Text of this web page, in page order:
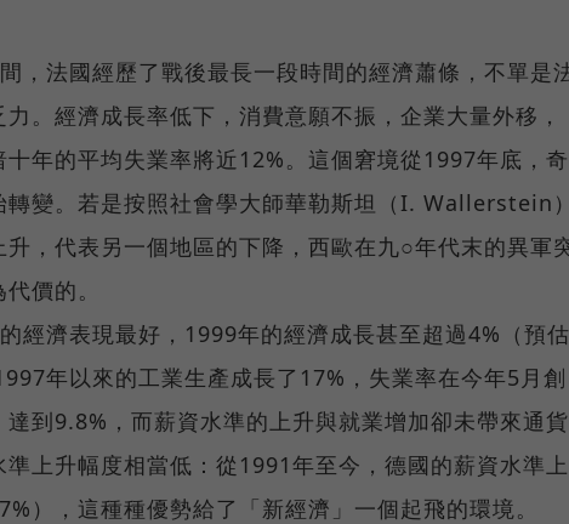
，法國經歷了戰後最長一段時間的經濟蕭條，不單是
。經濟成長率低下，消費意願不振，企業大量外移，
年的平均失業率將近12%。這個窘境從1997年底，奇
轉變。若是按照社會學大師華勒斯坦（I. Wallerstein
，代表另一個地區的下降，西歐在九○年代末的異軍
價的。
經濟表現最好，1999年的經濟成長甚至超過4%（預估
年以來的工業生產成長了17%，失業率在今年5月創
到9.8%，而薪資水準的上升與就業增加卻未帶來通貨
上升幅度相當低：從1991年至今，德國的薪資水準上
），這種種優勢給了「新經濟」一個起飛的環境。